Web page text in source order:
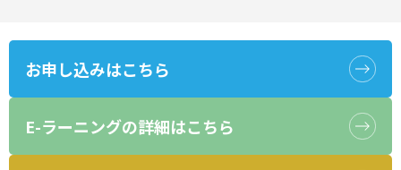
お申し込みはこちら
E-ラーニングの詳細はこちら